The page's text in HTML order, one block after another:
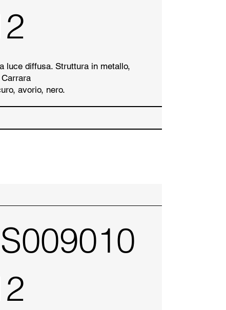
luce diffusa. Struttura in metallo,
avorio, nero.